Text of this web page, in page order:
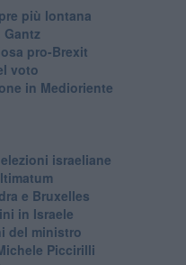
più lontana
pro-Brexit
voto
in Medioriente
israeliane
e Bruxelles
in Israele
del ministro
Piccirilli